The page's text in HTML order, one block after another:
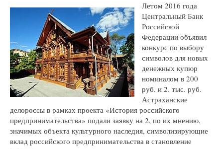
Летом 2016 года
Центральный Банк
Российской
Федерации объявил
конкурс по выбору
символов для новых
денежных купюр
номиналом в 200
руб. и 2. тыс. руб.
Астраханские
делороссы в рамках проекта «История российского
предпринимательства» подали заявку на 2, по их мнению,
значимых объекта культурного наследия, символизирующие
вклад российского предпринимательства в становление